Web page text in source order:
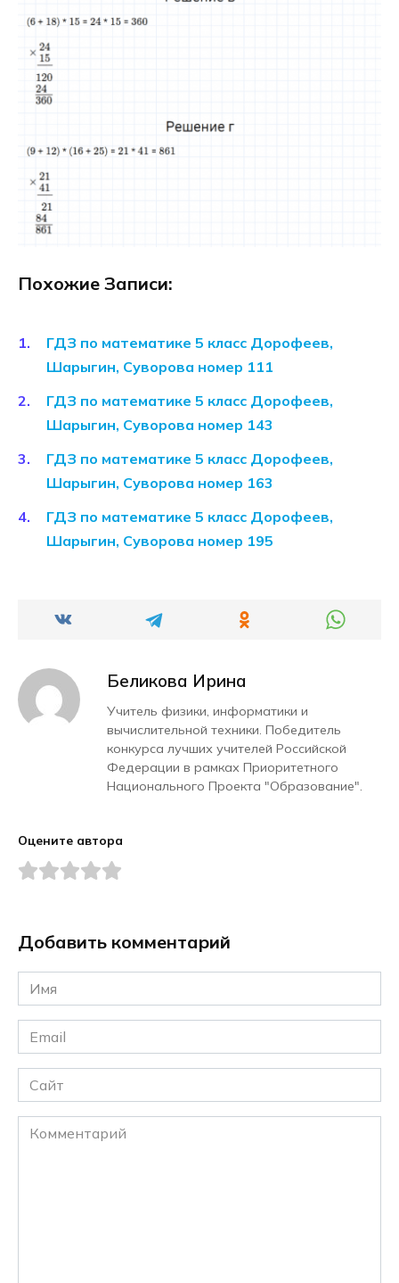
Похожие Записи:
ГДЗ по математике 5 класс Дорофеев,
Шарыгин, Суворова номер 111
ГДЗ по математике 5 класс Дорофеев,
Шарыгин, Суворова номер 143
ГДЗ по математике 5 класс Дорофеев,
Шарыгин, Суворова номер 163
ГДЗ по математике 5 класс Дорофеев,
Шарыгин, Суворова номер 195
Беликова Ирина
Учитель физики, информатики и
вычислительной техники. Победитель
конкурса лучших учителей Российской
Федерации в рамках Приоритетного
Национального Проекта "Образование".
Оцените автора
Добавить комментарий
Имя
*
Email
*
Сайт
Комментарий